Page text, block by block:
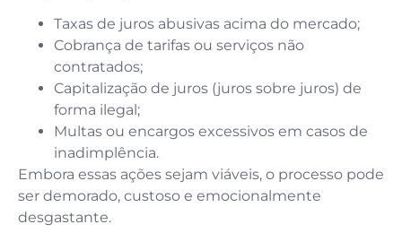
Taxas de juros abusivas acima do mercado;
Cobrança de tarifas ou serviços não
contratados;
Capitalização de juros (juros sobre juros) de
forma ilegal;
Multas ou encargos excessivos em casos de
inadimplência.
Embora essas ações sejam viáveis, o processo pode
ser demorado, custoso e emocionalmente
desgastante.